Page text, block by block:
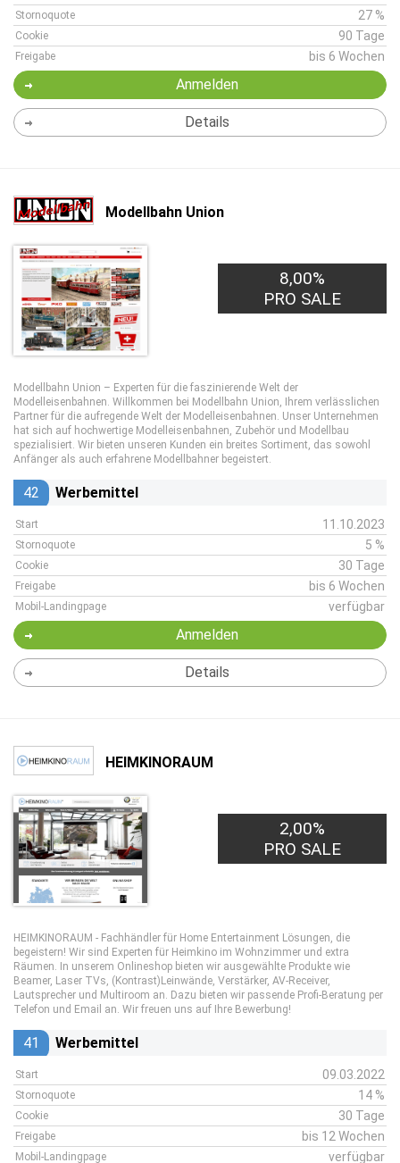
Stornoquote 27 %
Cookie 90 Tage
Freigabe bis 6 Wochen
Anmelden
Details
Modellbahn Union
8,00%
PRO SALE
Modellbahn Union – Experten für die faszinierende Welt der
Modelleisenbahnen. Willkommen bei Modellbahn Union, Ihrem verlässlichen
Partner für die aufregende Welt der Modelleisenbahnen. Unser Unternehmen
hat sich auf hochwertige Modelleisenbahnen, Zubehör und Modellbau
spezialisiert. Wir bieten unseren Kunden ein breites Sortiment, das sowohl
Anfänger als auch erfahrene Modellbahner begeistert.
42 Werbemittel
Start 11.10.2023
Stornoquote 5 %
Cookie 30 Tage
Freigabe bis 6 Wochen
Mobil-Landingpage verfügbar
Anmelden
Details
HEIMKINORAUM
2,00%
PRO SALE
HEIMKINORAUM - Fachhändler für Home Entertainment Lösungen, die
begeistern! Wir sind Experten für Heimkino im Wohnzimmer und extra
Räumen. In unserem Onlineshop bieten wir ausgewählte Produkte wie
Beamer, Laser TVs, (Kontrast)Leinwände, Verstärker, AV-Receiver,
Lautsprecher und Multiroom an. Dazu bieten wir passende Profi-Beratung per
Telefon und Email an. Wir freuen uns auf Ihre Bewerbung!
41 Werbemittel
Start 09.03.2022
Stornoquote 14 %
Cookie 30 Tage
Freigabe bis 12 Wochen
Mobil-Landingpage verfügbar